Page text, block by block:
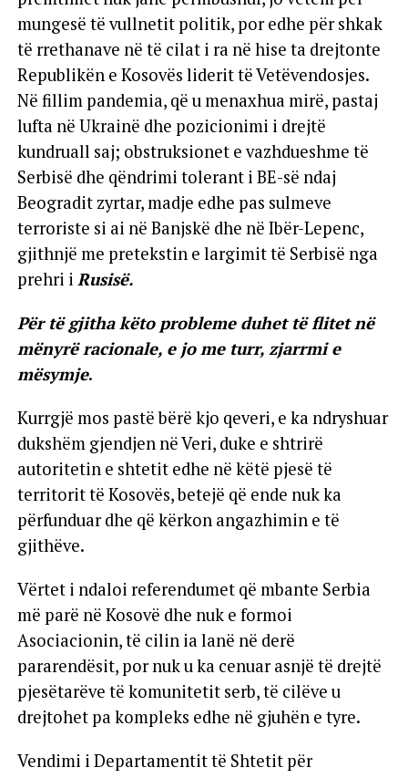
mungesë të vullnetit politik, por edhe për shkak
të rrethanave në të cilat i ra në hise ta drejtonte
Republikën e Kosovës liderit të Vetëvendosjes.
Në fillim pandemia, që u menaxhua mirë, pastaj
lufta në Ukrainë dhe pozicionimi i drejtë
kundruall saj; obstruksionet e vazhdueshme të
Serbisë dhe qëndrimi tolerant i BE-së ndaj
Beogradit zyrtar, madje edhe pas sulmeve
terroriste si ai në Banjskë dhe në Ibër-Lepenc,
gjithnjë me pretekstin e largimit të Serbisë nga
prehri i Rusisë.
Për të gjitha këto probleme duhet të flitet në
mënyrë racionale, e jo me turr, zjarrmi e
mësymje.
Kurrgjë mos pastë bërë kjo qeveri, e ka ndryshuar
dukshëm gjendjen në Veri, duke e shtrirë
autoritetin e shtetit edhe në këtë pjesë të
territorit të Kosovës, betejë që ende nuk ka
përfunduar dhe që kërkon angazhimin e të
gjithëve.
Vërtet i ndaloi referendumet që mbante Serbia
më parë në Kosovë dhe nuk e formoi
Asociacionin, të cilin ia lanë në derë
pararendësit, por nuk u ka cenuar asnjë të drejtë
pjesëtarëve të komunitetit serb, të cilëve u
drejtohet pa kompleks edhe në gjuhën e tyre.
Vendimi i Departamentit të Shtetit për